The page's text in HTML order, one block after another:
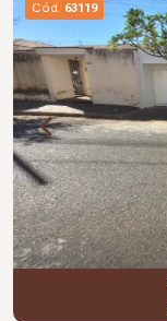
Cód. 63119